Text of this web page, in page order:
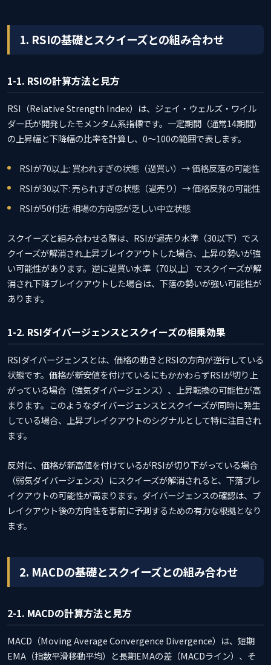
1. RSIの基礎とスクイーズとの組み合わせ
1-1. RSIの計算方法と見方
RSI（Relative Strength Index）は、ジェイ・ウェルズ・ワイル
ダー氏が開発したモメンタム系指標です。一定期間（通常14期間）
の上昇幅と下降幅の比率を計算し、0〜100の範囲で表します。
RSIが70以上: 買われすぎの状態（過買い）→ 価格反落の可能性
RSIが30以下: 売られすぎの状態（過売り）→ 価格反発の可能性
RSIが50付近: 相場の方向感が乏しい中立状態
スクイーズと組み合わせる際は、RSIが過売り水準（30以下）でス
クイーズが解消され上昇ブレイクアウトした場合、上昇の勢いが強
い可能性があります。逆に過買い水準（70以上）でスクイーズが解
消され下降ブレイクアウトした場合は、下落の勢いが強い可能性が
あります。
1-2. RSIダイバージェンスとスクイーズの相乗効果
RSIダイバージェンスとは、価格の動きとRSIの方向が逆行している
状態です。価格が新安値を付けているにもかかわらずRSIが切り上
がっている場合（強気ダイバージェンス）、上昇転換の可能性が高
まります。このようなダイバージェンスとスクイーズが同時に発生
している場合、上昇ブレイクアウトのシグナルとして特に注目され
ます。
反対に、価格が新高値を付けているがRSIが切り下がっている場合
（弱気ダイバージェンス）にスクイーズが解消されると、下落ブレ
イクアウトの可能性が高まります。ダイバージェンスの確認は、ブ
レイクアウト後の方向性を事前に予測するための有力な根拠となり
ます。
2. MACDの基礎とスクイーズとの組み合わせ
2-1. MACDの計算方法と見方
MACD（Moving Average Convergence Divergence）は、短期
EMA（指数平滑移動平均）と長期EMAの差（MACDライン）、そ